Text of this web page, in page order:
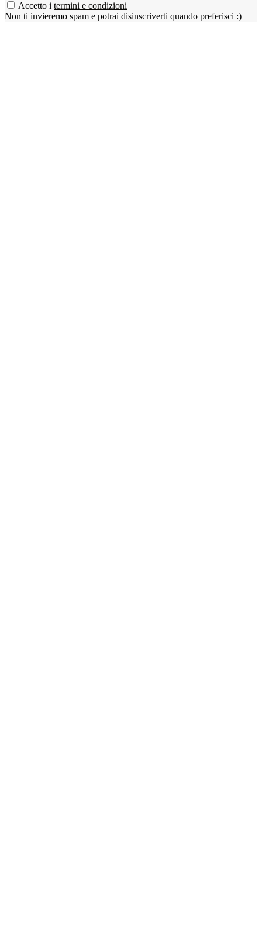
Accetto i termini e condizioni
Non ti invieremo spam e potrai disinscriverti quando preferisci :)